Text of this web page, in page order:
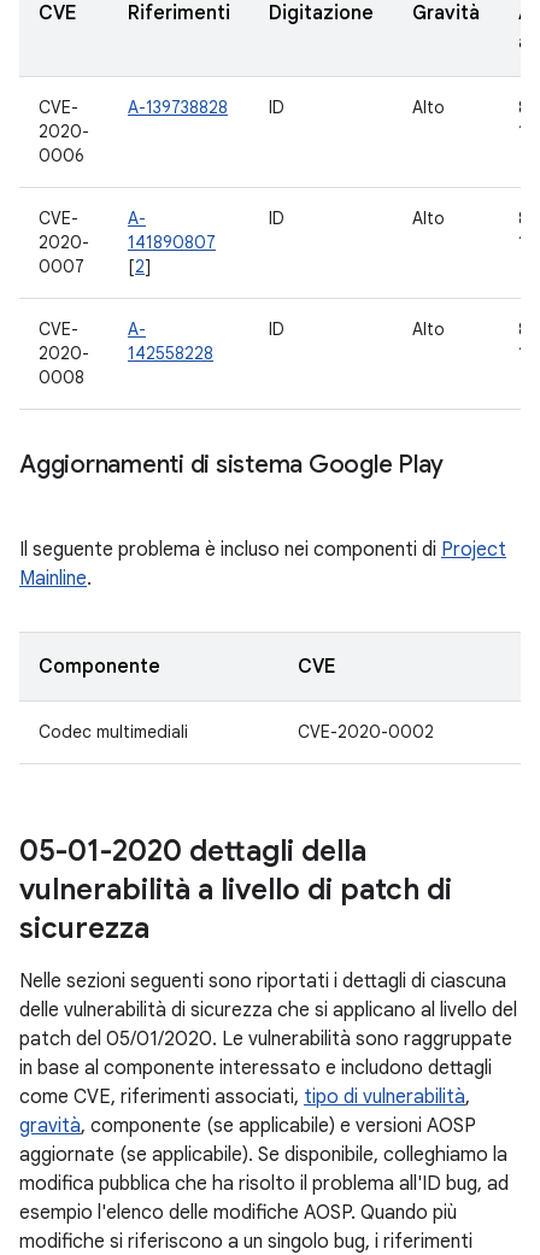
CVE Riferimenti Digitazione Gravità
CVE-
2020-
0006
A-139738828 ID Alto
10
CVE-
2020-
0007
A-
141890807
[2]
ID Alto
10
CVE-
2020-
0008
A-
142558228
ID Alto
10
Aggiornamenti di sistema Google Play
Il seguente problema è incluso nei componenti di Project
Mainline.
Componente CVE
Codec multimediali CVE-2020-0002
05-01-2020 dettagli della
vulnerabilità a livello di patch di
sicurezza
Nelle sezioni seguenti sono riportati i dettagli di ciascuna
delle vulnerabilità di sicurezza che si applicano al livello del
patch del 05/01/2020. Le vulnerabilità sono raggruppate
in base al componente interessato e includono dettagli
come CVE, riferimenti associati, tipo di vulnerabilità,
gravità, componente (se applicabile) e versioni AOSP
aggiornate (se applicabile). Se disponibile, colleghiamo la
modifica pubblica che ha risolto il problema all'ID bug, ad
esempio l'elenco delle modifiche AOSP. Quando più
modifiche si riferiscono a un singolo bug, i riferimenti